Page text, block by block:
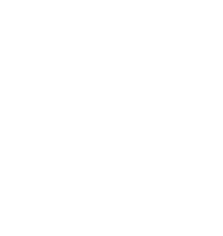
ou eau de parfum, en